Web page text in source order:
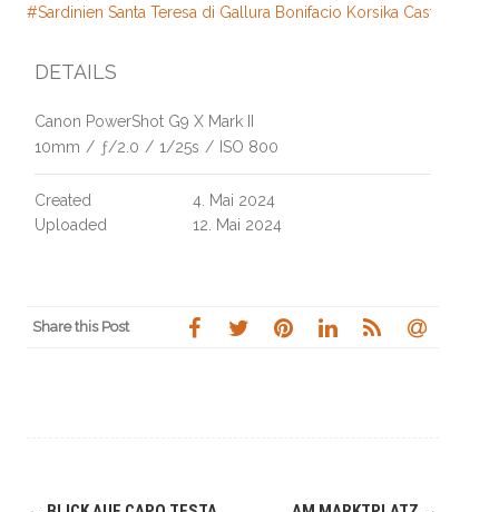
#Sardinien Santa Teresa di Gallura Bonifacio Korsika
DETAILS
Canon PowerShot G9 X Mark II
10mm / ƒ/2.0 / 1/25s / ISO 800
Created
4. Mai 2024
Uploaded
12. Mai 2024
Share this Post